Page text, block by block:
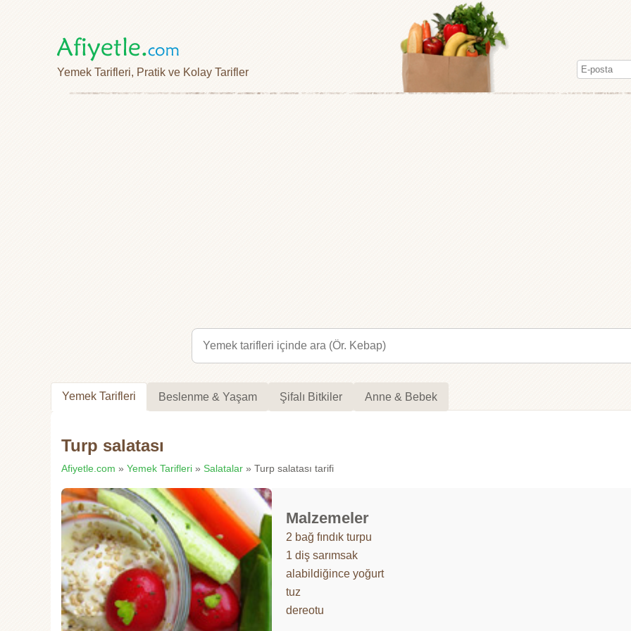
Yemek Tarifleri, Pratik ve Kolay Tarifler
Yemek Tarifleri Beslenme & Yaşam Şifalı Bitkiler Anne & Bebek
Turp salatası
Afiyetle.com » Yemek Tarifleri » Salatalar » Turp salatası tarifi
Malzemeler
2 bağ fındık turpu
1 diş sarımsak
alabildiğince yoğurt
tuz
dereotu